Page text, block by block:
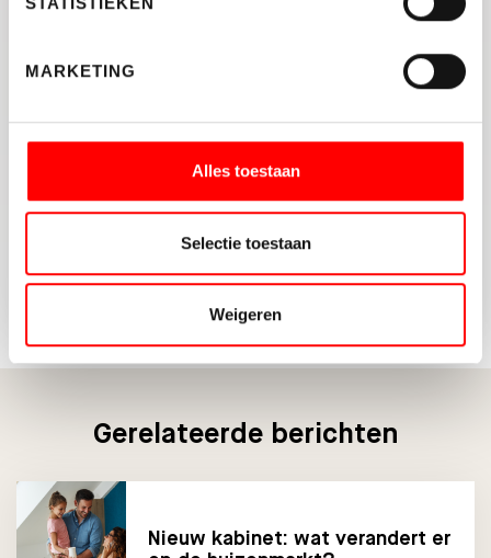
MARKETING
Alles toestaan
Selectie toestaan
Weigeren
onlineeen afspraak.
TERUG NAAR OVERZICHT
Gerelateerde berichten
Nieuw kabinet: wat verandert er